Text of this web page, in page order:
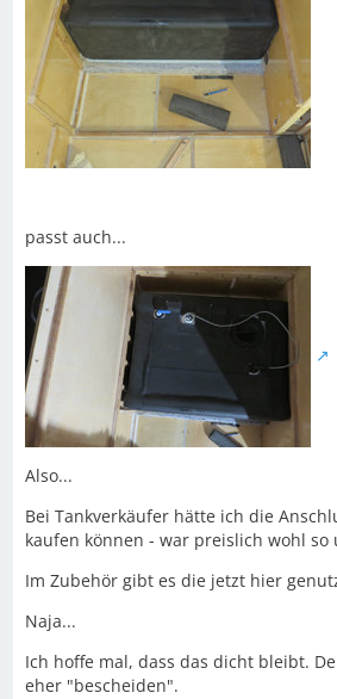
passt auch...
Also...
Bei Tankverkäufer hätte ich die
kaufen können - war preislich wohl so
Im Zubehör gibt es die jetzt hier
Naja...
Ich hoffe mal, dass das dicht bleibt.
eher "bescheiden".